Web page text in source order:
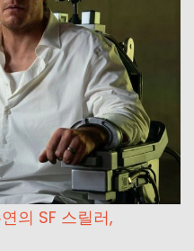
의 SF 스릴러,